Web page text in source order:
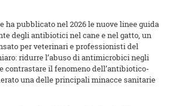
ha pubblicato nel 2026 le nuove linee guida
degli antibiotici nel cane e nel gatto, un
per veterinari e professionisti del
ridurre l’abuso di antimicrobici negli
contrastare il fenomeno dell’antibiotico-
una delle principali minacce sanitarie